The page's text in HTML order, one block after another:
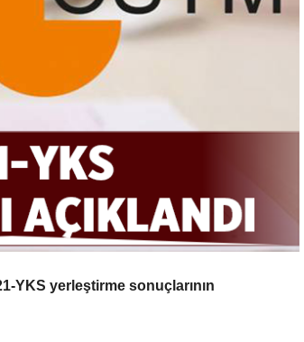
YKS yerleştirme sonuçlarının